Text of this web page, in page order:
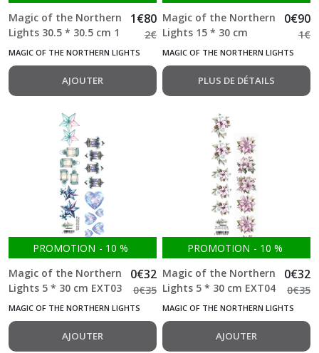
Magic of the Northern
Lights 30.5 * 30.5 cm 1
Feuille double face
250g Alchemy of Art
1€80
2€
MAGIC OF THE NORTHERN LIGHTS
AJOUTER
Magic of the Northern
Lights 15 * 30 cm
Accessory 1 Feuille
double face Alchemy
0€90
1€
MAGIC OF THE NORTHERN LIGHTS
PLUS DE DÉTAILS
PROMOTION - 10 %
Magic of the Northern
Lights 5 * 30 cm EXT03
1 Feuille double face
Alchemy of Art
0€32
0€35
MAGIC OF THE NORTHERN LIGHTS
AJOUTER
PROMOTION - 10 %
Magic of the Northern
Lights 5 * 30 cm EXT04
1 Feuille double face
Alchemy of Art
0€32
0€35
MAGIC OF THE NORTHERN LIGHTS
AJOUTER
Steampunk
(12)
Moss
And
Fern
(3)
The
Baby
(13)
The
Legends
the
(22)